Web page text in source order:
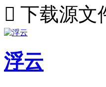
 下载源文
浮云